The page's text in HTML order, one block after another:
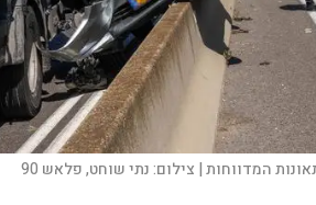
המדווחות | צילום:נתי שוחט, פלאש 90